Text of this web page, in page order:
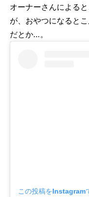
オーナーさんによる
が、おやつになると
だとか…。
この投稿をInstagram